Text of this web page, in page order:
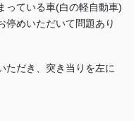
っている車(白の軽自動車)
停めいただいて問題あり
ただき、突き当りを左に